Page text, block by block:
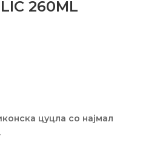
260ML
цуцла со најмал